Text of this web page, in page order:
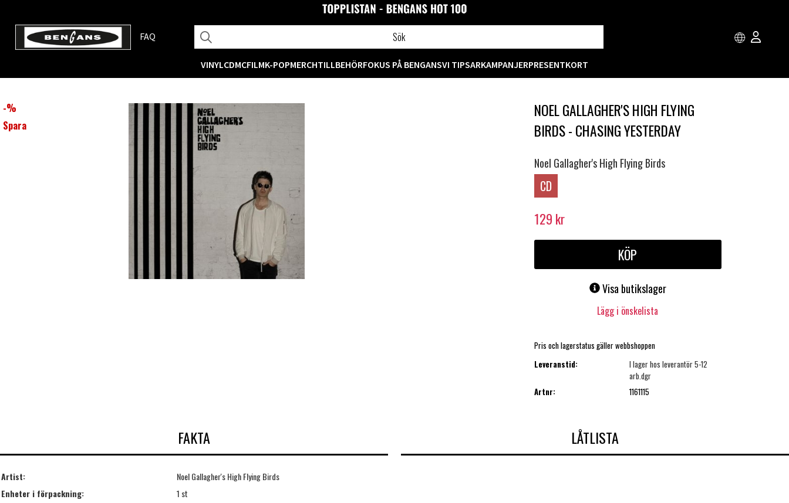
FAQ
VINYLCDMCFILMK-POPMERCHTILLBEHÖRFOKUS PÅ BENGANSVI TIPSARKAMPANJERPRESENTKORT
-%
Spara
NOEL GALLAGHER'S HIGH FLYING
BIRDS - CHASING YESTERDAY
Noel Gallagher's High Flying Birds
CD
129 kr
KÖP
Visa butikslager
Lägg i önskelista
Pris och lagerstatus gäller webbshoppen
Leveranstid:
I lager hos leverantör 5-12
arb.dgr
Artnr:
1161115
FAKTA
Artist:
Noel Gallagher's High Flying Birds
Enheter i förpackning:
1 st
LÅTLISTA